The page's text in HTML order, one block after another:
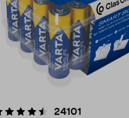
24101
4.5av 5 stjerner